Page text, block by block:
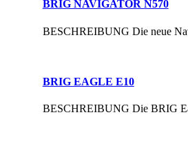
BRIG NAVIGATOR N570
BESCHREIBUNG Die neue
BRIG EAGLE E10
BESCHREIBUNG Die BRIG